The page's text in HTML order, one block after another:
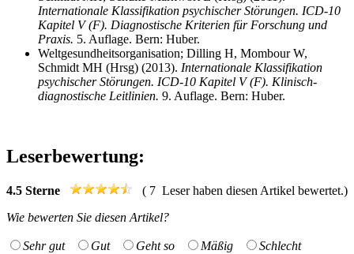
Internationale Klassifikation psychischer Störungen. ICD-10
Kapitel V (F). Diagnostische Kriterien für Forschung und
Praxis. 5. Auflage. Bern: Huber.
Weltgesundheitsorganisation; Dilling H, Mombour W,
Schmidt MH (Hrsg) (2013). Internationale Klassifikation
psychischer Störungen. ICD-10 Kapitel V (F). Klinisch-
diagnostische Leitlinien. 9. Auflage. Bern: Huber.
Leserbewertung:
4.5 Sterne ( 7 Leser haben diesen Artikel bewertet.)
Wie bewerten Sie diesen Artikel?
Sehr gut Gut Geht so Mäßig Schlecht